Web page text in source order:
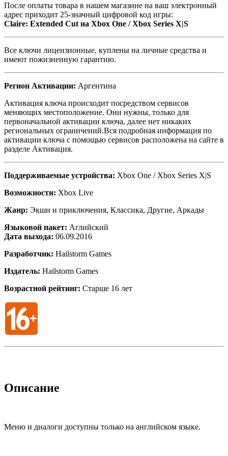
После оплаты товара в нашем магазине на ваш электронный
адрес приходит 25-значный цифровой код игры:
Claire: Extended Cut на Xbox One / Xbox Series X|S
Все ключи лицензионные, куплены на личные средства и
имеют пожизненную гарантию.
Регион Активации: Аргентина
Активация ключа происходит посредством сервисов
меняющих местоположение. Они нужны, только для
первоначальной активации ключа, далее нет никаких
региональных ограничений.Вся подробная информация по
активации ключа с помощью сервисов расположена на сайте в
разделе Активация.
Поддерживаемые устройства: Xbox One / Xbox Series X|S
Возможности: Xbox Live
Жанр: Экшн и приключения, Классика, Другие, Аркады
Языковой пакет: Аглийский
Дата выхода: 06.09.2016
Разработчик: Hailstorm Games
Издатель: Hailstorm Games
Возрастной рейтинг: Старше 16 лет
Описание
Меню и диалоги доступны только на английском языке.